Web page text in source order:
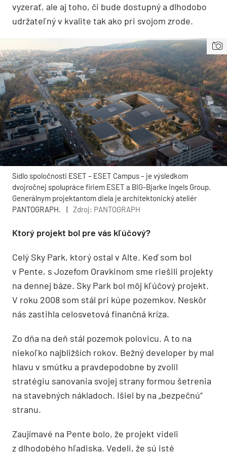
vyzerať, ale aj toho, či bude dostupný a dlhodobo
udržateľný v kvalite tak ako pri svojom zrode.
Sídlo spoločnosti ESET – ESET Campus – je výsledkom
dvojročnej spolupráce firiem ESET a BIG-Bjarke Ingels Group.
Generálnym projektantom diela je architektonický ateliér
PANTOGRAPH.
| Zdroj: PANTOGRAPH
Ktorý projekt bol pre vás kľúčový?
Celý Sky Park, ktorý ostal v Alte. Keď som bol
v Pente, s Jozefom Oravkinom sme riešili projekty
na dennej báze. Sky Park bol môj kľúčový projekt.
V roku 2008 som stál pri kúpe pozemkov. Neskôr
nás zastihla celosvetová finančná kríza.
Zo dňa na deň stál pozemok polovicu. A to na
niekoľko najbližších rokov. Bežný developer by mal
hlavu v smútku a pravdepodobne by zvolil
stratégiu sanovania svojej strany formou šetrenia
na stavebných nákladoch. Išiel by na „bezpečnú“
stranu.
Zaujímavé na Pente bolo, že projekt videli
z dlhodobého hľadiska. Vedeli, že sú isté